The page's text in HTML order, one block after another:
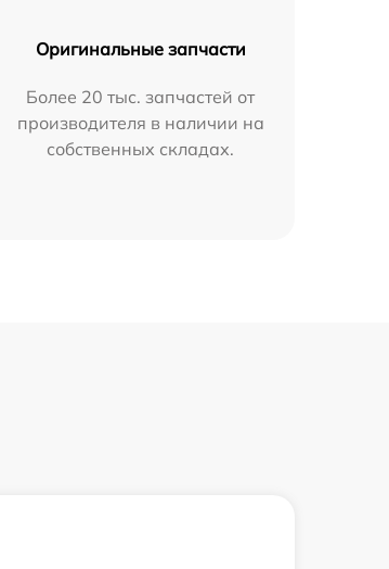
Оригинальные запчасти
Более 20 тыс. запчастей от
производителя в наличии на
собственных складах.